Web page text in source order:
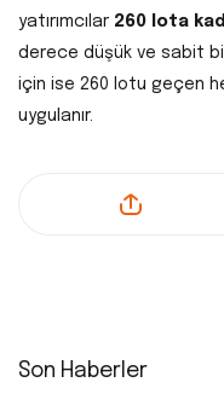
yatırımcılar 260 lota
derece düşük ve sabit
için ise 260 lotu geçen
uygulanır.
Son Haberler